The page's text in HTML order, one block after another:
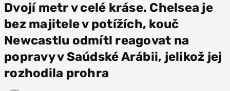
Dvojí metr v celé kráse. Chelsea je
bez majitele v potížích, kouč
Newcastlu odmítl reagovat na
popravy v Saúdské Arábii, jelikož jej
rozhodila prohra